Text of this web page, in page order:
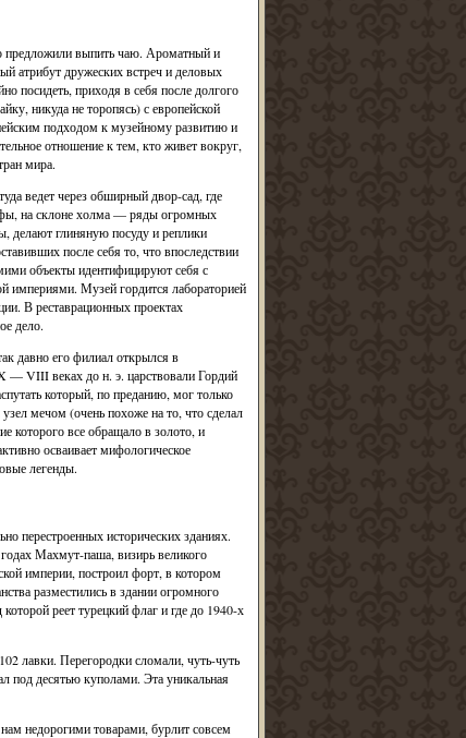
предложили выпить чаю. Ароматный и
атрибут дружеских встреч и деловых
посидеть, приходя в себя после долгого
никуда не торопясь) с европейской
подходом к музейному развитию и
отношение к тем, кто живет вокруг,
мира.
ведет через обширный двор-сад, где
на склоне холма — ряды огромных
делают глиняную посуду и реплики
после себя то, что впоследствии
объекты идентифицируют себя с
империями. Музей гордится лабораторией
В реставрационных проектах
дело.
давно его филиал открылся в
— VIII веках до н. э. царствовали Гордий
который, по преданию, мог только
мечом (очень похоже на то, что сделал
которого все обращало в золото, и
осваивает мифологическое
легенды.
перестроенных исторических зданиях.
Махмут-паша, визирь великого
империи, построил форт, в котором
разместились в здании огромного
реет турецкий флаг и где до 1940-х
лавки. Перегородки сломали, чуть-чуть
под десятью куполами. Эта уникальная
недорогими товарами, бурлит совсем